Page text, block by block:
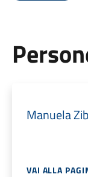
Manuela
VAI ALLA